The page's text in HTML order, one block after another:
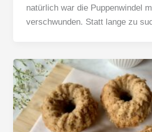
natürlich war die Puppenwindel
verschwunden. Statt lange zu